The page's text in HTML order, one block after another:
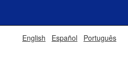
English Español Português